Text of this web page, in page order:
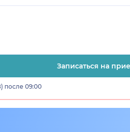
Записаться на
после 09:00